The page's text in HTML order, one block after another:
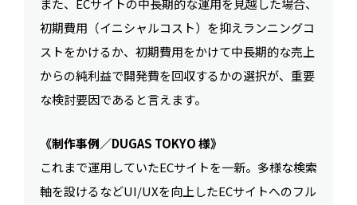
また、ECサイトの中長期的な運用を見越した場合、
初期費用（イニシャルコスト）を抑えランニングコ
ストをかけるか、初期費用をかけて中長期的な売上
からの純利益で開発費を回収するかの選択が、重要
な検討要因であると言えます。
《制作事例／DUGAS TOKYO 様》
これまで運用していたECサイトを一新。多様な検索
軸を設けるなどUI/UXを向上したECサイトへのフル